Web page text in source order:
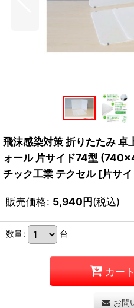
飛沫感染対策 折りたたみ 卓
ォール 片サイド74型
チック工業 テクセル [片サ
販売価格: 5,940円(税込)
数量: 台
カー
お問